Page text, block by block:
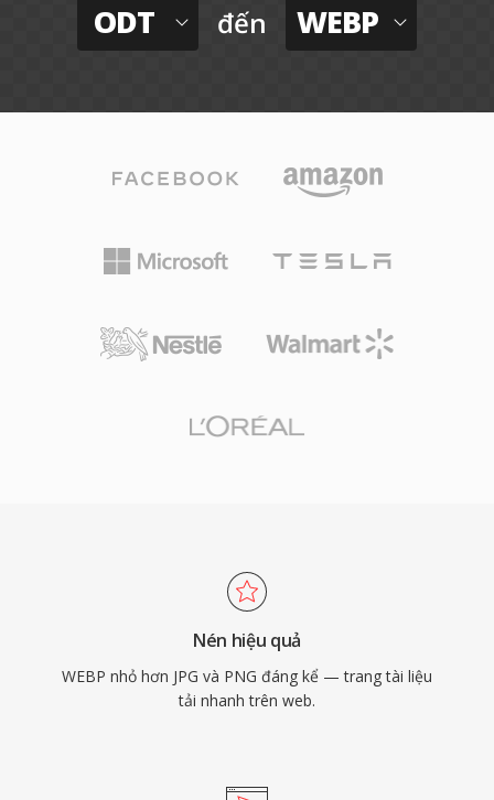
ODT đến WEBP
Nén hiệu quả
WEBP nhỏ hơn JPG và PNG đáng kể — trang tài liệu
tải nhanh trên web.